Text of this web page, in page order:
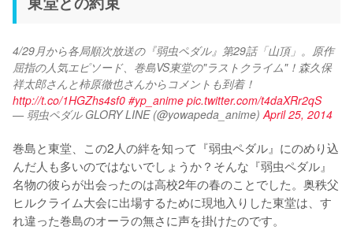
4/29月から各局順次放送の『弱虫ペダル』第29話「山頂」。原作
屈指の人気エピソード、巻島VS東堂の"ラストクライム"！森久保
祥太郎さんと柿原徹也さんからコメントも到着！
http://t.co/1HGZhs4sf0 #yp_anime pic.twitter.com/t4daXRr2qS
— 弱虫ペダル GLORY LINE (@yowapeda_anime)April 25, 2014
巻島と東堂、この2人の絆を知って『弱虫ペダル』にのめり込
んだ人も多いのではないでしょうか？そんな『弱虫ペダル』
名物の彼らが出会ったのは高校2年の春のことでした。奥秩父
ヒルクライム大会に出場するために現地入りした東堂は、す
れ違った巻島のオーラの無さに声を掛けたのです。